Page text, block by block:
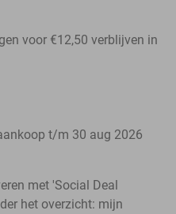
voor €12,50 verblijven in
t/m 30 aug 2026
met 'Social Deal
het overzicht: mijn